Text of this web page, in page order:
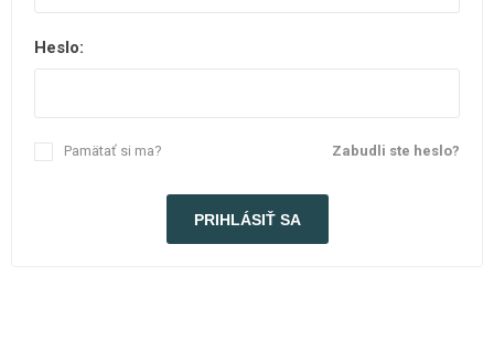
Heslo:
Zabudli ste heslo?
Pamätať si ma?